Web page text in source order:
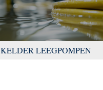
KELDER LEEGPOMPEN